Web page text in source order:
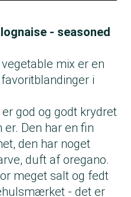
- seasoned
mix er en
i
god og godt krydret
er. Den har en fin
den har noget
duft af oregano.
meget salt og fedt
- det er